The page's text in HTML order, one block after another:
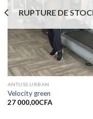
RUPTURE DE
ANTUSS URBAN
Velocity green
27 000,00CFA